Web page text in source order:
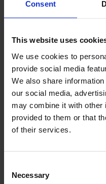
Consent
This website uses
We use cookies to
provide social media
We also share
our social media,
may combine it with other
provided to them or that
of their services.
Selection
Necessary
Ad esempio, se sei il
un’azienda di idraulica
Il sistema avvisava i
lavoro e forniva loro
dei clienti.
Poi controlla quali
furgoni e quali
dipendenti disponibili